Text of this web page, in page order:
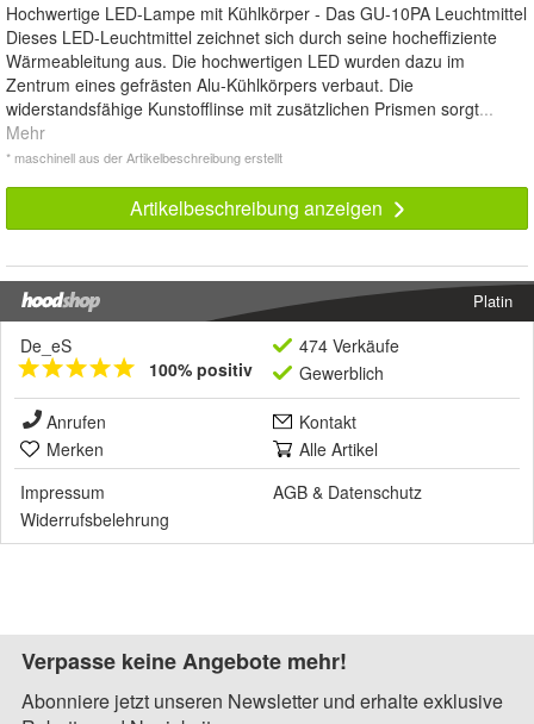
Hochwertige LED-Lampe mit Kühlkörper - Das GU-10PA Leuchtmittel
Dieses LED-Leuchtmittel zeichnet sich durch seine hocheffiziente
Wärmeableitung aus. Die hochwertigen LED wurden dazu im
Zentrum eines gefrästen Alu-Kühlkörpers verbaut. Die
widerstandsfähige Kunstofflinse mit zusätzlichen Prismen sorgt...
Mehr
* maschinell aus der Artikelbeschreibung erstellt
Artikelbeschreibung anzeigen
Platin
De_eS
100% positiv
474 Verkäufe
Gewerblich
Anrufen
Kontakt
Merken
Alle Artikel
Impressum
AGB & Datenschutz
Widerrufsbelehrung
Verpasse keine Angebote mehr!
Abonniere jetzt unseren Newsletter und erhalte exklusive